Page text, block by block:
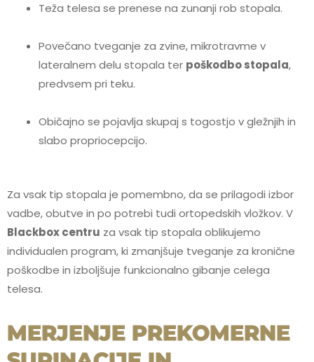
Teža telesa se prenese na zunanji rob stopala.
Povečano tveganje za zvine, mikrotravme v
lateralnem delu stopala ter poškodbo stopala,
predvsem pri teku.
Običajno se pojavlja skupaj s togostjo v gležnjih in
slabo propriocepcijo.
Za vsak tip stopala je pomembno, da se prilagodi izbor
vadbe, obutve in po potrebi tudi ortopedskih vložkov. V
Blackbox centru za vsak tip stopala oblikujemo
individualen program, ki zmanjšuje tveganje za kronične
poškodbe in izboljšuje funkcionalno gibanje celega
telesa.
MERJENJE PREKOMERNE